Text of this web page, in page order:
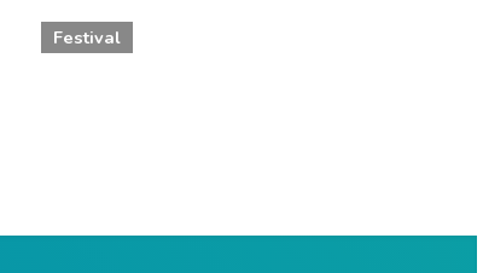
Festival